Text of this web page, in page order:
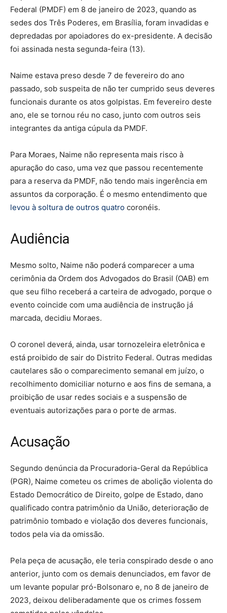
Federal (PMDF) em 8 de janeiro de 2023, quando as
sedes dos Três Poderes, em Brasília, foram invadidas e
depredadas por apoiadores do ex-presidente. A decisão
foi assinada nesta segunda-feira (13).
Naime estava preso desde 7 de fevereiro do ano
passado, sob suspeita de não ter cumprido seus deveres
funcionais durante os atos golpistas. Em fevereiro deste
ano, ele se tornou réu no caso, junto com outros seis
integrantes da antiga cúpula da PMDF.
Para Moraes, Naime não representa mais risco à
apuração do caso, uma vez que passou recentemente
para a reserva da PMDF, não tendo mais ingerência em
assuntos da corporação. É o mesmo entendimento que
levou à soltura de outros quatro coronéis.
Audiência
Mesmo solto, Naime não poderá comparecer a uma
cerimônia da Ordem dos Advogados do Brasil (OAB) em
que seu filho receberá a carteira de advogado, porque o
evento coincide com uma audiência de instrução já
marcada, decidiu Moraes.
O coronel deverá, ainda, usar tornozeleira eletrônica e
está proibido de sair do Distrito Federal. Outras medidas
cautelares são o comparecimento semanal em juízo, o
recolhimento domiciliar noturno e aos fins de semana, a
proibição de usar redes sociais e a suspensão de
eventuais autorizações para o porte de armas.
Acusação
Segundo denúncia da Procuradoria-Geral da República
(PGR), Naime cometeu os crimes de abolição violenta do
Estado Democrático de Direito, golpe de Estado, dano
qualificado contra patrimônio da União, deterioração de
patrimônio tombado e violação dos deveres funcionais,
todos pela via da omissão.
Pela peça de acusação, ele teria conspirado desde o ano
anterior, junto com os demais denunciados, em favor de
um levante popular pró-Bolsonaro e, no 8 de janeiro de
2023, deixou deliberadamente que os crimes fossem